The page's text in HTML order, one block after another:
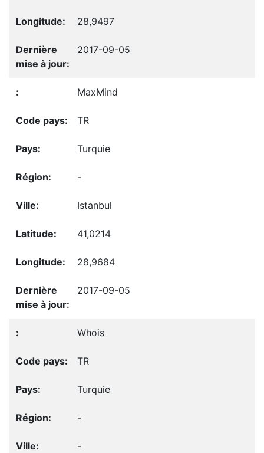
28,9497
2017-09-05
MaxMind
TR
Turquie
-
Istanbul
41,0214
28,9684
2017-09-05
Whois
TR
Turquie
-
-